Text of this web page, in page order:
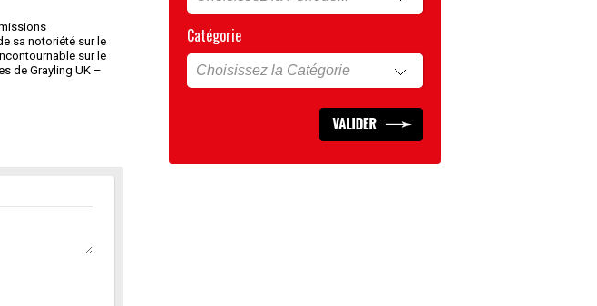
sa notoriété sur le
sur le
de Grayling UK –
Catégorie